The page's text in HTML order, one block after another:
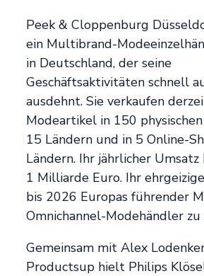
Peek & Cloppenburg
ein Multibrand-
in Deutschland, der seine
Geschäftsaktivitäten schnell
ausdehnt. Sie verkaufen
Modeartikel in 150
15 Ländern und in 5 Online-
Ländern. Ihr jährlicher
1 Milliarde Euro. Ihr
bis 2026 Europas führender
Omnichannel-Modehändler
Gemeinsam mit Alex
Productsup hielt Philips